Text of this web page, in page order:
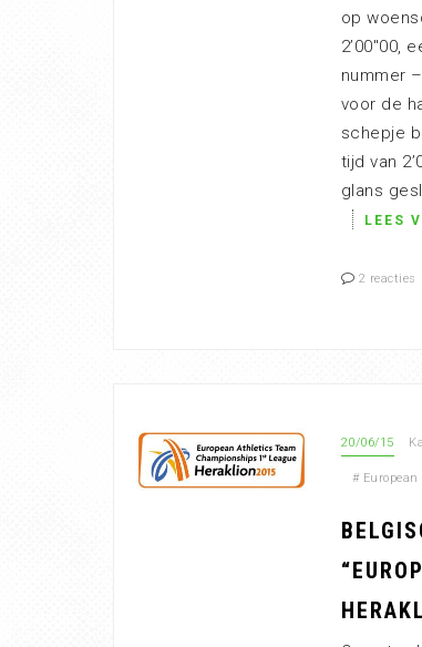
op
2’00″00,
nummer
voor de
schepje
tijd van
glans
LEES
2 reacties
20/06/15
#